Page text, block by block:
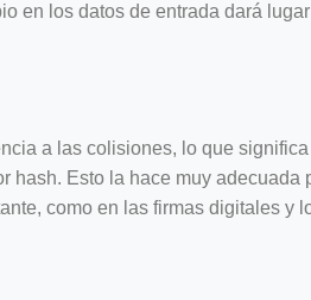
en los datos de entrada dará
a las colisiones, lo que
hash. Esto la hace muy adecuada
como en las firmas digitales y